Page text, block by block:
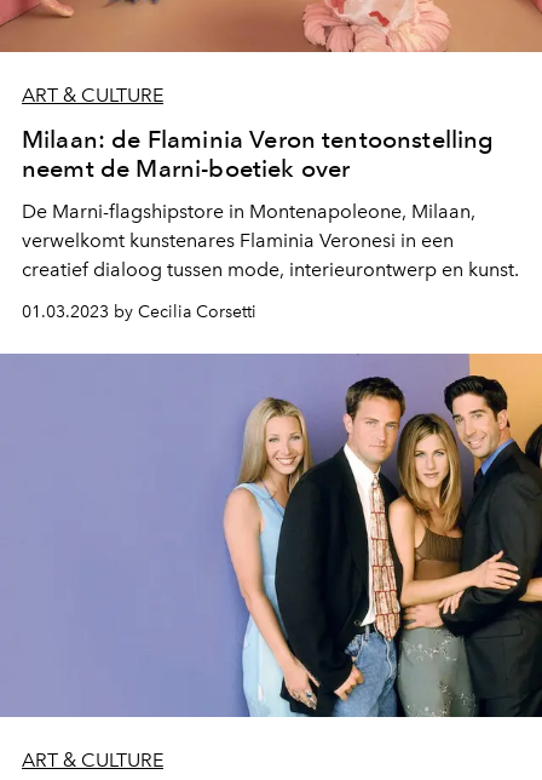
ART & CULTURE
Milaan: de Flaminia Veron tentoonstelling
neemt de Marni-boetiek over
De Marni-flagshipstore in Montenapoleone, Milaan,
verwelkomt kunstenares Flaminia Veronesi in een
creatief dialoog tussen mode, interieurontwerp en kunst.
01.03.2023 by Cecilia Corsetti
ART & CULTURE